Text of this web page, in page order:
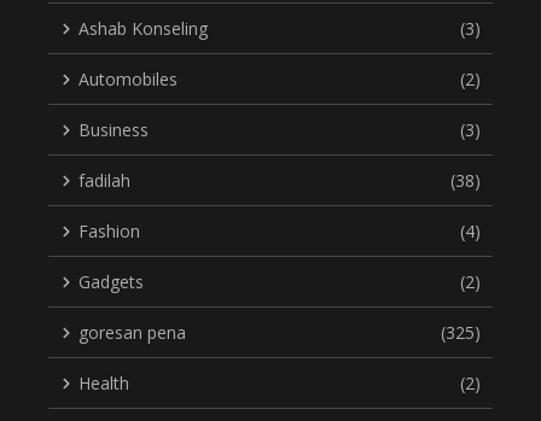
Ashab Konseling (3)
Automobiles (2)
Business (3)
fadilah (38)
Fashion (4)
Gadgets (2)
goresan pena (325)
Health (2)